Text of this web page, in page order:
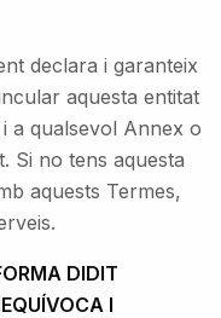
declara i garanteix
aquesta entitat
a qualsevol Annex o
Si no tens aquesta
aquests Termes,
DIDIT
I